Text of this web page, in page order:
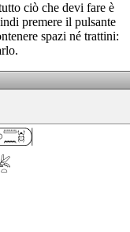
ciò che devi fare è
premere il pulsante
spazi né trattini: